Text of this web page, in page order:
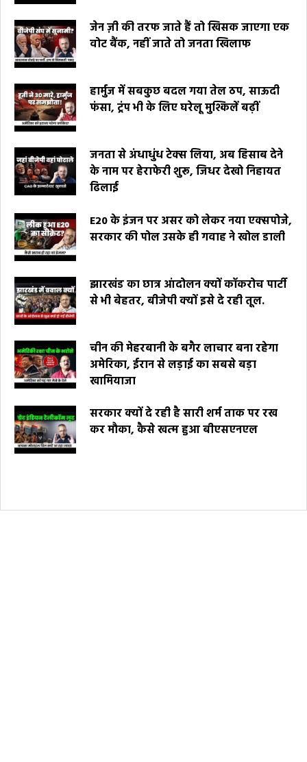
जेन ज़ी की तरफ जाते हैं तो खिसक जाएगा एक
वोट बैंक, नहीं जाते तो जनता खिलाफ
हार्मुज में सबकुछ बदल गया तेल ठप, साऊदी
फंसा, ट्रंप भी के लिए घरेलू मुश्किलें बढ़ीं
जनता से अंधाधुंध टेक्स लिया, अब हिसाब देने
के नाम पर हेराफेरी शुरू, जिधर देखो निहायत
ढिलाई
E20 के इंजन पर असर को लेकर नया एक्सपोजे,
सरकार की पोल उसके ही गवाह ने खोल डाली
झारखंड का छात्र आंदोलन क्यों कॉकरोच पार्टी
से भी बेहतर, बीजेपी क्यों इसे दे रही तूल.
चीन की मेहरबानी के बगैर लाचार बना रहेगा
अमेरिका, ईरान से लड़ाई का सबसे बड़ा
खामियाजा
सरकार क्यों दे रही है सारी शर्म ताक पर रख
कर मौका, कैसे खत्म हुआ बीएसएनएल